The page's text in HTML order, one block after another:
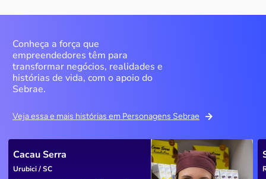
Conheça a força que
empreendedores têm para
transformar negócios, realidades e
histórias de vida, com o apoio do
Sebrae.
Veja essa e mais histórias em Personagens Sebrae
Cacau Serra
Urubici / SC